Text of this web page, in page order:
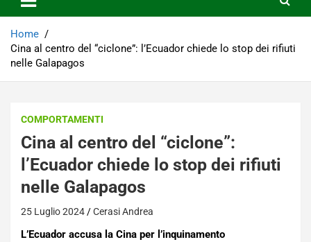
Home
Cina al centro del “ciclone”: l’Ecuador chiede lo stop dei rifiuti
nelle Galapagos
COMPORTAMENTI
Cina al centro del “ciclone”:
l’Ecuador chiede lo stop dei rifiuti
nelle Galapagos
25 Luglio 2024 Cerasi Andrea
L’Ecuador accusa la Cina per l’inquinamento